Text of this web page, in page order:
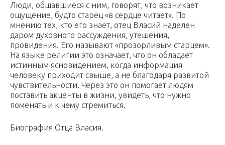
Люди, общавшиеся с ним, говорят, что возникает
ощущение, будто старец «в сердце читает». По
мнению тех, кто его знает, отец Власий наделен
даром духовного рассуждения, утешения,
провидения. Его называют «прозорливым старцем».
На языке религии это означает, что он обладает
истинным ясновидением, когда информация
человеку приходит свыше, а не благодаря развитой
чувствительности. Через это он помогает людям
поставить акценты в жизни, увидеть, что нужно
поменять и к чему стремиться.
Биография Отца Власия.